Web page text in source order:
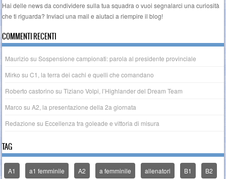
Hai delle news da condividere sulla tua squadra o vuoi segnalarci una curiosità
che ti riguarda? Inviaci unamail e aiutaci a riempire il blog!
COMMENTI RECENTI
Maurizio suSospensione campionati: parola al presidente provinciale
Mirko suC1, la terra dei cachi e quelli che comandano
Roberto castorino suTiziano Volpi, l’Highlander del Dream Team
Marco suA2, la presentazione della 2a giornata
Redazione su Eccellenza tra goleade e vittoria di misura
TAG
A1 a1 femminile A2 a femminile allenatori B1 B2